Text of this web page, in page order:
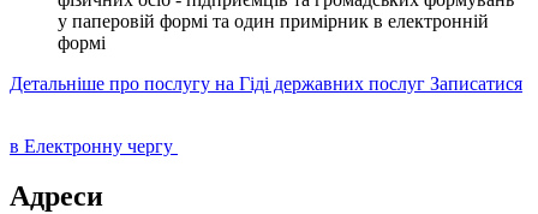
у паперовій формі та один примірник в електронній
формі
Детальніше про послугу на Гіді державних послуг Записатися
в Електронну чергу
Адреси